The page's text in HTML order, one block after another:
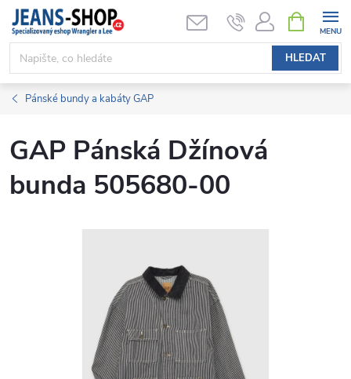
Přejít
obsah
HLEDAT
NÁKUPNÍ
KOŠÍK
Pánské bundy a kabáty GAP
GAP Pánská Džínová
bunda 505680-00